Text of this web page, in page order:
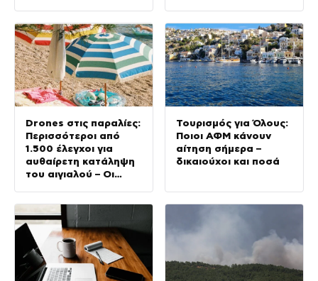
Drones στις παραλίες:
Περισσότεροι από
1.500 έλεγχοι για
αυθαίρετη κατάληψη
του αιγιαλού – Οι
καταγγελίες
Τουρισμός για Όλους:
Ποιοι ΑΦΜ κάνουν
αίτηση σήμερα –
δικαιούχοι και ποσά